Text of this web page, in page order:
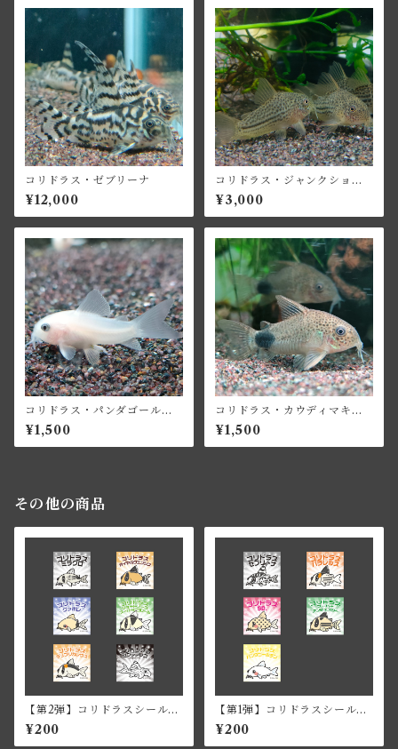
コリドラス・ゼブリーナ
¥12,000
コリドラス・ジャンクション
ラインガラナ
¥3,000
コリドラス・パンダゴールデ
ン
¥1,500
コリドラス・カウディマキュ
ーラタス
¥1,500
その他の商品
【第2弾】コリドラスシール
（ノーマルVer）
¥200
【第1弾】コリドラスシール
（ノーマルVer）
¥200